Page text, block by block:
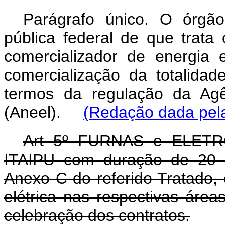
Parágrafo único. O
pública federal de que
comercializador de
comercialização da
termos da regulação da
(Aneel). (Redação dada
Art 5º FURNAS e
ITAIPU com duração de
Anexo C do referido
elétrica nas respectivas
celebração dos contratos.